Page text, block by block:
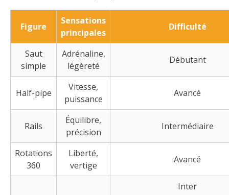
Figure
Sensations
principales
Difficulté
Saut
simple
Adrénaline,
légèreté
Débutant
Half-pipe
Vitesse,
puissance
Avancé
Rails
Équilibre,
précision
Intermédiaire
Rotations
360
Liberté,
vertige
Avancé
Inter